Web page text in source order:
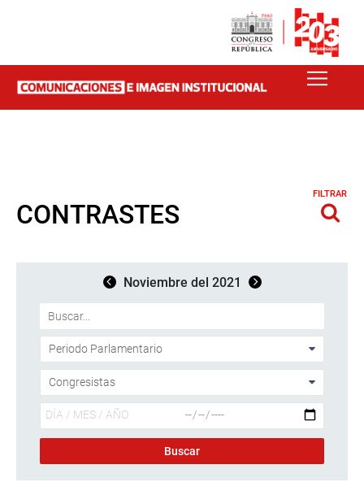
CONTRASTES
FILTRAR
Noviembre del 2021